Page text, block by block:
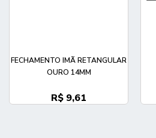
FECHAMENTO IMÃ RETANGULAR
OURO 14MM
R$ 9,61